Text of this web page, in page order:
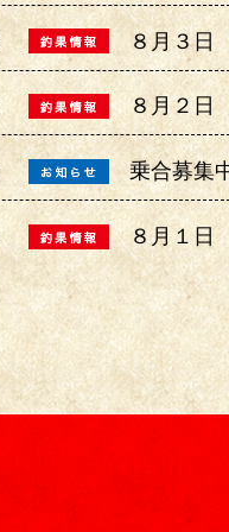
８月３日
８月２日
乗合募集
８月１日